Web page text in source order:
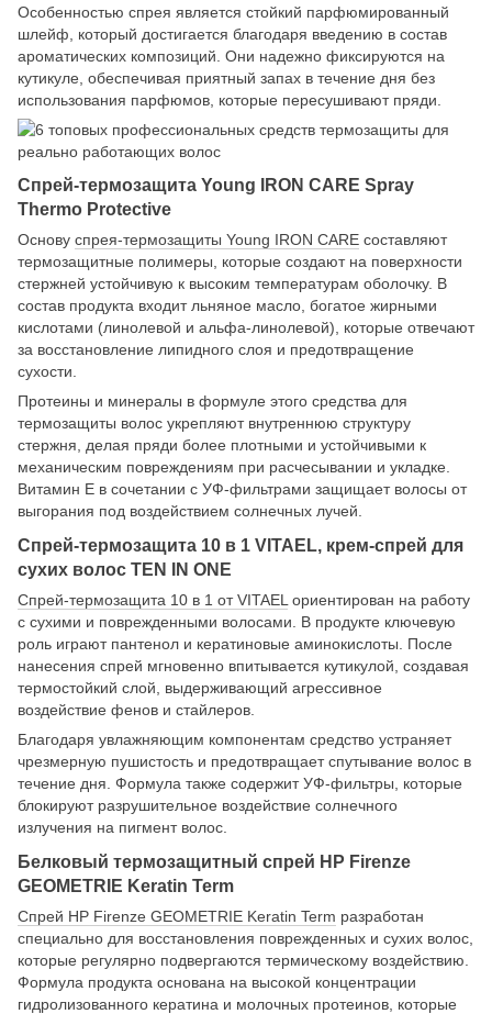
Особенностью спрея является стойкий парфюмированный
шлейф, который достигается благодаря введению в состав
ароматических композиций. Они надежно фиксируются на
кутикуле, обеспечивая приятный запах в течение дня без
использования парфюмов, которые пересушивают пряди.
Спрей-термозащита Young IRON CARE Spray
Thermo Protective
Основу спрея-термозащиты Young IRON CARE составляют
термозащитные полимеры, которые создают на поверхности
стержней устойчивую к высоким температурам оболочку. В
состав продукта входит льняное масло, богатое жирными
кислотами (линолевой и альфа-линолевой), которые отвечают
за восстановление липидного слоя и предотвращение
сухости.
Протеины и минералы в формуле этого средства для
термозащиты волос укрепляют внутреннюю структуру
стержня, делая пряди более плотными и устойчивыми к
механическим повреждениям при расчесывании и укладке.
Витамин Е в сочетании с УФ-фильтрами защищает волосы от
выгорания под воздействием солнечных лучей.
Спрей-термозащита 10 в 1 VITAEL, крем-спрей для
сухих волос TEN IN ONE
Спрей-термозащита 10 в 1 от VITAEL ориентирован на работу
с сухими и поврежденными волосами. В продукте ключевую
роль играют пантенол и кератиновые аминокислоты. После
нанесения спрей мгновенно впитывается кутикулой, создавая
термостойкий слой, выдерживающий агрессивное
воздействие фенов и стайлеров.
Благодаря увлажняющим компонентам средство устраняет
чрезмерную пушистость и предотвращает спутывание волос в
течение дня. Формула также содержит УФ-фильтры, которые
блокируют разрушительное воздействие солнечного
излучения на пигмент волос.
Белковый термозащитный спрей HP Firenze
GEOMETRIE Keratin Term
Спрей HP Firenze GEOMETRIE Keratin Term разработан
специально для восстановления поврежденных и сухих волос,
которые регулярно подвергаются термическому воздействию.
Формула продукта основана на высокой концентрации
гидролизованного кератина и молочных протеинов, которые